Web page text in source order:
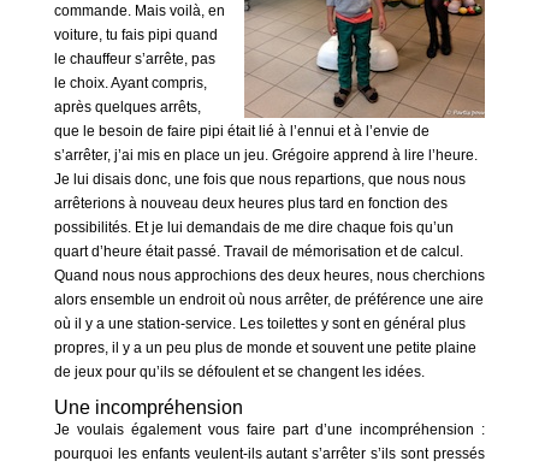
commande. Mais voilà, en
voiture, tu fais pipi quand
le chauffeur s’arrête, pas
le choix. Ayant compris,
après quelques arrêts,
que le besoin de faire pipi était lié à l’ennui et à l’envie de
s’arrêter, j’ai mis en place un jeu. Grégoire apprend à lire l’heure.
Je lui disais donc, une fois que nous repartions, que nous nous
arrêterions à nouveau deux heures plus tard en fonction des
possibilités. Et je lui demandais de me dire chaque fois qu’un
quart d’heure était passé. Travail de mémorisation et de calcul.
Quand nous nous approchions des deux heures, nous cherchions
alors ensemble un endroit où nous arrêter, de préférence une aire
où il y a une station-service. Les toilettes y sont en général plus
propres, il y a un peu plus de monde et souvent une petite plaine
de jeux pour qu’ils se défoulent et se changent les idées.
Une incompréhension
Je voulais également vous faire part d’une incompréhension :
pourquoi les enfants veulent-ils autant s’arrêter s’ils sont pressés